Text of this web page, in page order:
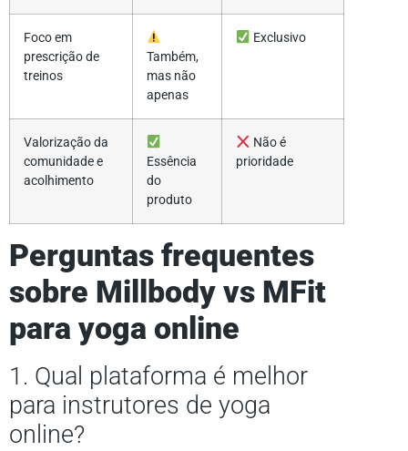
Foco em
prescrição de
treinos
Também,
mas não
apenas
Exclusivo
Valorização da
comunidade e
acolhimento
Essência
do
produto
Não é
prioridade
Perguntas frequentes
sobre Millbody vs MFit
para yoga online
1. Qual plataforma é melhor
para instrutores de yoga
online?